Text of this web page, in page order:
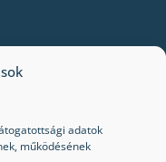
adatok
működésének